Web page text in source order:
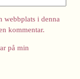
webbplats i denna
kommentar.
på min